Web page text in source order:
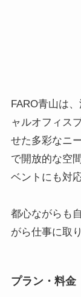
FARO青山は
ャルオフィス
せた多彩なニ
で開放的な空
ベントにも対
都心ながらも
がら仕事に取
プラン・料金